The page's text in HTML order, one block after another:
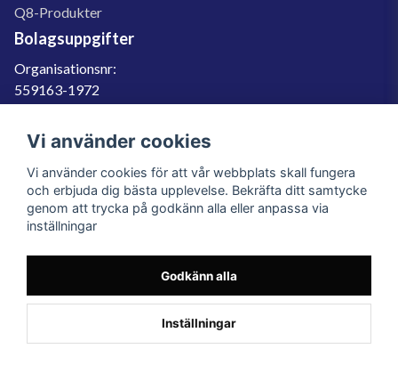
Q8-Produkter
Bolagsuppgifter
Organisationsnr:
559163-1972
SE559163197201
060-566 800
info@filter.se
559163-1972
© 2023 Filter.se, All rights reserved.
Vi använder cookies
Vi använder cookies för att vår webbplats skall fungera
och erbjuda dig bästa upplevelse. Bekräfta ditt samtycke
genom att trycka på godkänn alla eller anpassa via
inställningar
Godkänn alla
Inställningar